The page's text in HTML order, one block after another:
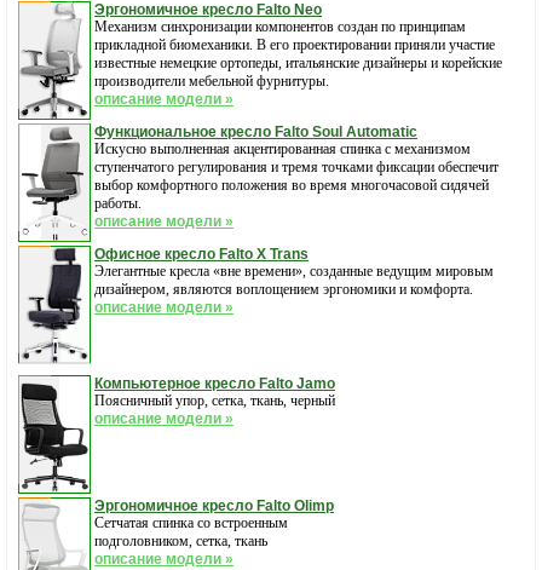
Эргономичное кресло Falto Neo
Механизм синхронизации компонентов создан по принципам
прикладной биомеханики. В его проектировании приняли участие
известные немецкие ортопеды, итальянские дизайнеры и корейские
производители мебельной фурнитуры.
описание модели »
Функциональное кресло Falto Soul Automatic
Искусно выполненная акцентированная спинка с механизмом
ступенчатого регулирования и тремя точками фиксации обеспечит
выбор комфортного положения во время многочасовой сидячей
работы.
описание модели »
Офисное кресло Falto X Trans
Элегантные кресла «вне времени», созданные ведущим мировым
дизайнером, являются воплощением эргономики и комфорта.
описание модели »
Компьютерное кресло Falto Jamo
Поясничный упор, сетка, ткань, черный
описание модели »
Эргономичное кресло Falto Olimp
Сетчатая спинка со встроенным
подголовником, сетка, ткань
описание модели »